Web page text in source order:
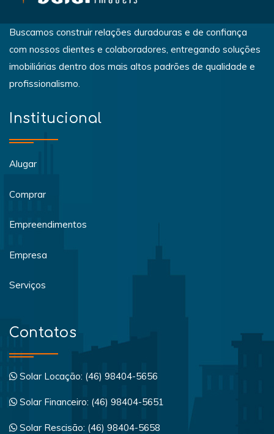
Buscamos construir relações duradouras e de confiança
com nossos clientes e colaboradores, entregando soluções
imobiliárias dentro dos mais altos padrões de qualidade e
profissionalismo.
Institucional
Alugar
Comprar
Empreendimentos
Empresa
Serviços
Contatos
Solar Locação: (46) 98404-5656
Solar Financeiro: (46) 98404-5651
Solar Rescisão: (46) 98404-5658